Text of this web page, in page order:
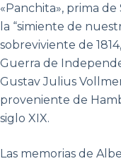
«Panchita», prima
la “simiente de
sobreviviente de
Guerra de
Gustav Julius
proveniente de
siglo XIX.
Las memorias de